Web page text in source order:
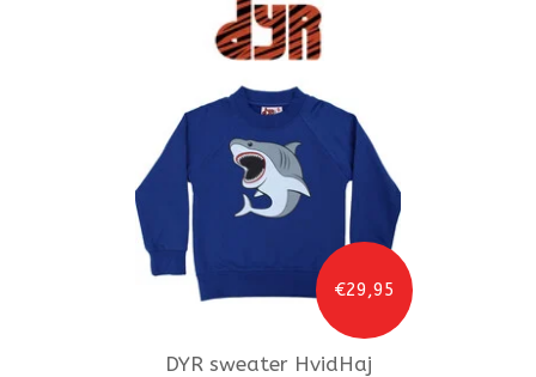
€29,95
DYR sweater HvidHaj